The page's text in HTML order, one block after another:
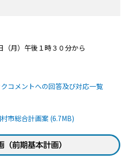
月）午後１時３０分から
クコメントへの回答及び対応一覧
村市総合計画案 (6.7MB)
（前期基本計画）